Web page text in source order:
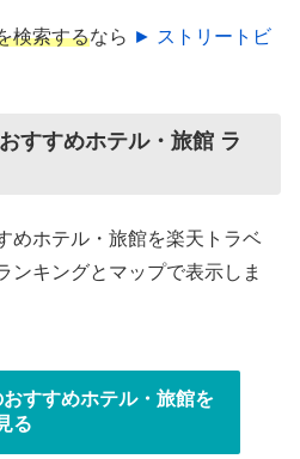
検索するなら ► ストリートビ
すすめホテル・旅館 ラ
めホテル・旅館を楽天トラベ
ンキングとマップで表示しま
すすめホテル・旅館を
る